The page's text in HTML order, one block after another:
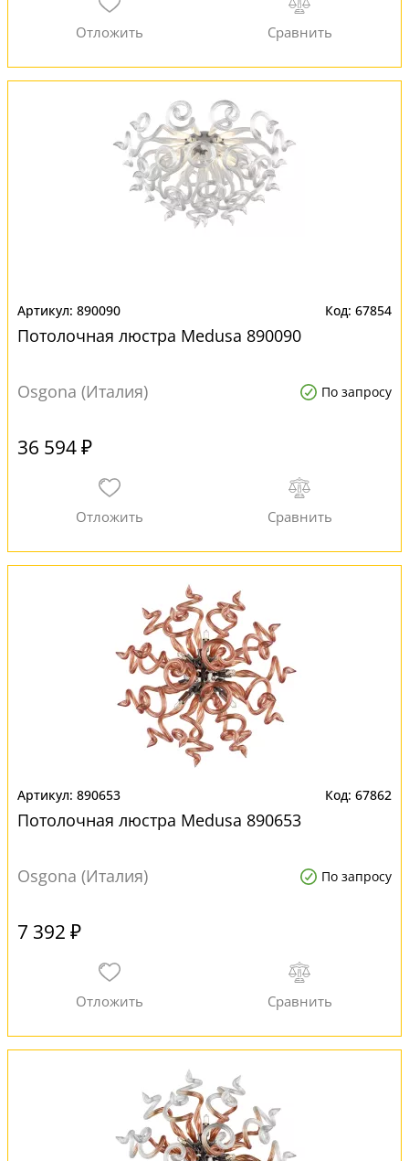
890090 67854
Потолочная люстра Medusa 890090
Osgona (Италия) По запросу
36 594 ₽
890653 67862
Потолочная люстра Medusa 890653
Osgona (Италия) По запросу
7 392 ₽